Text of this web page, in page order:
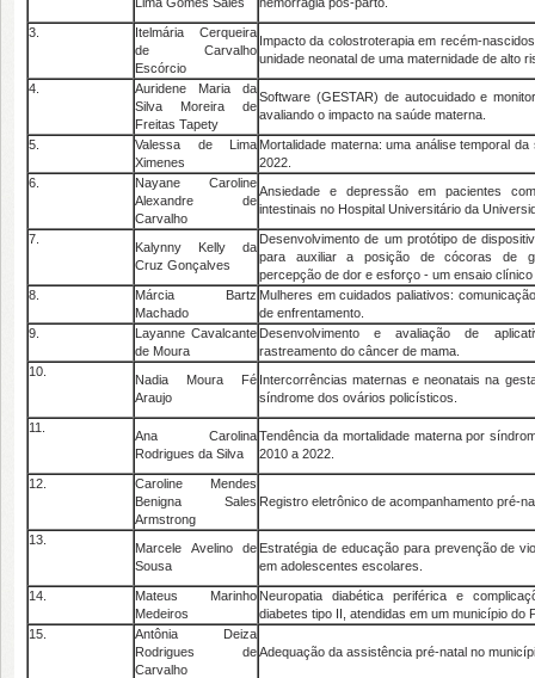
3.
Itelmária Cerqueira
de Carvalho
Escórcio
Impacto da colostroterapia em recém-
unidade neonatal de uma maternidade de alto
4.
Auridene Maria da
Silva Moreira de
Freitas Tapety
Software (GESTAR) de autocuidado e
avaliando o impacto na saúde materna.
5.
Valessa de Lima
Ximenes
Mortalidade materna: uma análise temporal
2022.
6.
Nayane Caroline
Alexandre de
Carvalho
Ansiedade e depressão em pacientes
intestinais no Hospital Universitário da
7.
Kalynny Kelly da
Cruz Gonçalves
Desenvolvimento de um protótipo de
para auxiliar a posição de cócoras de
percepção de dor e esforço - um ensaio
8.
Márcia Bartz
Machado
Mulheres em cuidados paliativos:
de enfrentamento.
9.
Layanne Cavalcante
de Moura
Desenvolvimento e avaliação de
rastreamento do câncer de mama.
10.
Nadia Moura Fé
Araujo
Intercorrências maternas e neonatais na
síndrome dos ovários policísticos.
11.
Ana Carolina
Rodrigues da Silva
Tendência da mortalidade materna por
2010 a 2022.
12.
Caroline Mendes
Benigna Sales
Armstrong
Registro eletrônico de acompanhamento pré-
13.
Marcele Avelino de
Sousa
Estratégia de educação para prevenção de
em adolescentes escolares.
14.
Mateus Marinho
Medeiros
Neuropatia diabética periférica e
diabetes tipo II, atendidas em um município do
15.
Antônia Deiza
Rodrigues de
Carvalho
Adequação da assistência pré-natal no